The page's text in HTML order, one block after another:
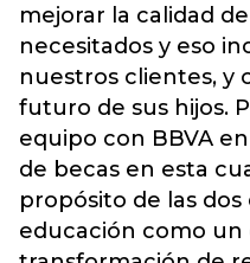
mejorar la calidad
necesitados y eso
nuestros clientes, y
futuro de sus hijos.
equipo con BBVA
de becas en esta
propósito de las
educación como un